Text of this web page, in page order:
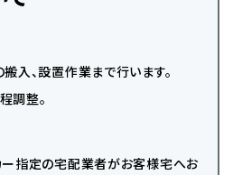
入、設置作業まで行います。
調整。
ー指定の宅配業者がお客様宅へお